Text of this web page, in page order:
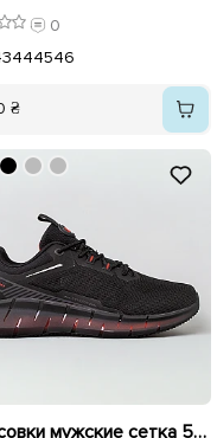
0
444546
₴
Кроссовки мужские сетка 595200 Черные